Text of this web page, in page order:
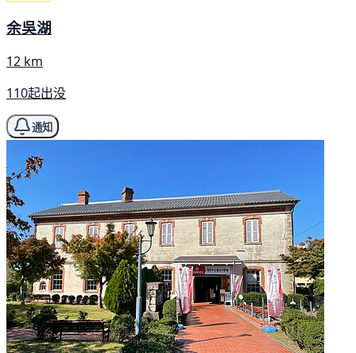
余吳湖
12 km
110起出没
通知